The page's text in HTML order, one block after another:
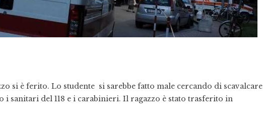
si è ferito. Lo studente si sarebbe fatto male cercando di scavalcare
i sanitari del 118 e i carabinieri. Il ragazzo è stato trasferito in